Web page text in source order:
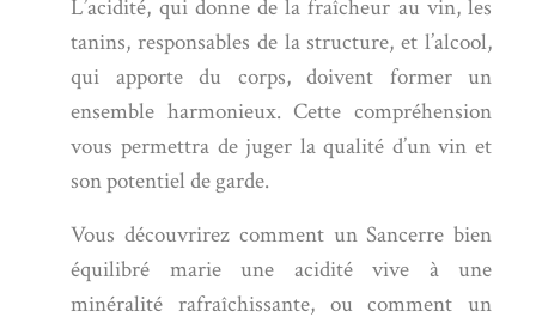
L’acidité, qui donne de la fraîcheur au vin, les
tanins, responsables de la structure, et l’alcool,
qui apporte du corps, doivent former un
ensemble harmonieux. Cette compréhension
vous permettra de juger la qualité d’un vin et
son potentiel de garde.
Vous découvrirez comment un Sancerre bien
équilibré marie une acidité vive à une
minéralité rafraîchissante, ou comment un